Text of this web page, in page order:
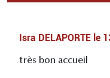
Isra DELAPORTE le
très bon accueil